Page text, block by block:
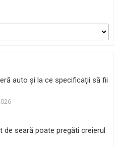
auto și la ce specificații să fii
de seară poate pregăti creierul